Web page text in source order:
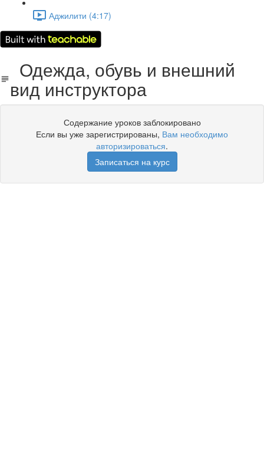
Аджилити (4:17)
Одежда, обувь и внешний
вид инструктора
Содержание уроков заблокировано
Если вы уже зарегистрированы, Вам необходимо
авторизироваться.
Записаться на курс